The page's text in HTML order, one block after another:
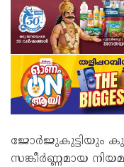
ജോർജുകുട്ടിയും
സങ്കീർണ്ണമായ